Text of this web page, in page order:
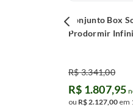
Conjunto Box
Prodormir
R$3.341,00
R$ 1.807,95
ou R$2.127,00em